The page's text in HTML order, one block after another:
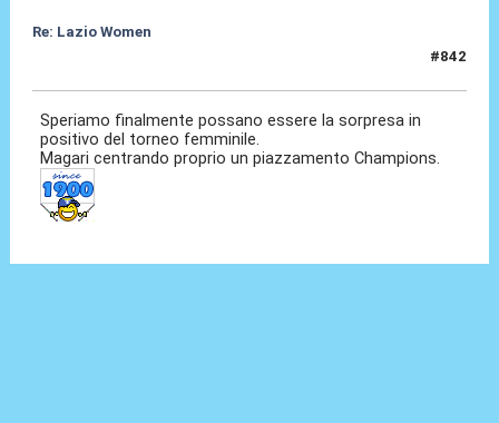
Re: Lazio Women
#842
Speriamo finalmente possano essere la sorpresa in
positivo del torneo femminile.
Magari centrando proprio un piazzamento Champions.